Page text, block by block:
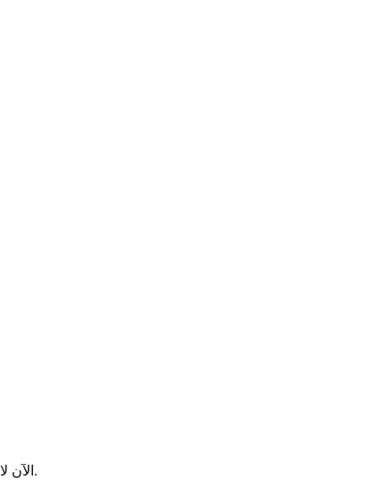
الآن لا يوجد لدينا الموز اليابان والحاجة القصوى الذي نحققه. في الواقع ، البعض لا.